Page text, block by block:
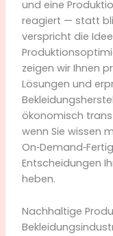
und eine
reagiert — statt
verspricht die
zeigen wir Ihnen
Lösungen und
ökonomisch
wenn Sie wissen
Entscheidungen
heben.
Nachhaltige